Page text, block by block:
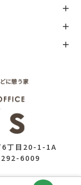
6丁目20-1-1A
6009